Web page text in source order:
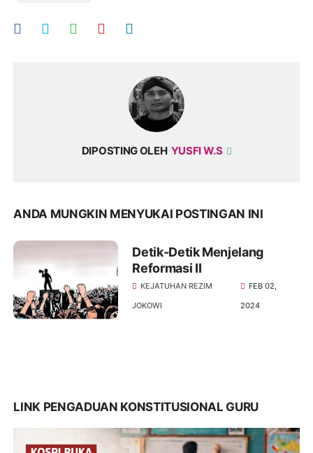
DIPOSTING OLEH YUSFI W.S
ANDA MUNGKIN MENYUKAI POSTINGAN INI
Detik-Detik Menjelang
Reformasi II
KEJATUHAN REZIM
JOKOWI
FEB 02,
2024
LINK PENGADUAN KONSTITUSIONAL GURU